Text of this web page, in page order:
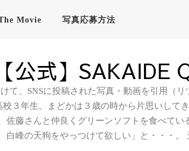
Movie 写真応募方法
【公式】
て、SNSに投稿された写真・動画を引用（
３年生。まどかは３歳の時から片思いし
佐藤さんと仲良くグリーンソフトを食べて
白峰の天狗をやっつけて欲しい」と・・・